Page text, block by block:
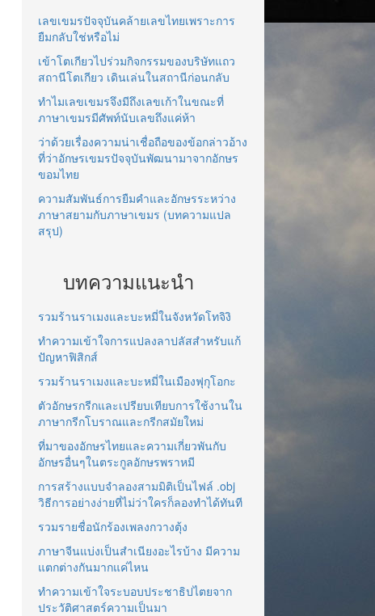
เลขเขมรปัจจุบันคล้ายเลขไทยเพราะการ
ยืมกลับใช่หรือไม่
เข้าโตเกียวไปร่วมกิจกรรมของบริษัทแถว
สถานีโตเกียว เดินเล่นในสถานีก่อนกลับ
ทำไมเลขเขมรจึงมีถึงเลขเก้าในขณะที่
ภาษาเขมรมีศัพท์นับเลขถึงแค่ห้า
ว่าด้วยเรื่องความน่าเชื่อถือของข้อกล่าวอ้าง
ที่ว่าอักษรเขมรปัจจุบันพัฒนามาจากอักษร
ขอมไทย
ความสัมพันธ์การยืมคำและอักษรระหว่าง
ภาษาสยามกับภาษาเขมร (บทความแปล
สรุป)
บทความแนะนำ
รวมร้านราเมงและบะหมี่ในจังหวัดโทจิงิ
ทำความเข้าใจการแปลงลาปลัสสำหรับแก้
ปัญหาฟิสิกส์
รวมร้านราเมงและบะหมี่ในเมืองฟุกุโอกะ
ตัวอักษรกรีกและเปรียบเทียบการใช้งานใน
ภาษากรีกโบราณและกรีกสมัยใหม่
ที่มาของอักษรไทยและความเกี่ยวพันกับ
อักษรอื่นๆในตระกูลอักษรพราหมี
การสร้างแบบจำลองสามมิติเป็นไฟล์ .obj
วิธีการอย่างง่ายที่ไม่ว่าใครก็ลองทำได้ทันที
รวมรายชื่อนักร้องเพลงกวางตุ้ง
ภาษาจีนแบ่งเป็นสำเนียงอะไรบ้าง มีความ
แตกต่างกันมากแค่ไหน
ทำความเข้าใจระบอบประชาธิปไตยจาก
ประวัติศาสตร์ความเป็นมา